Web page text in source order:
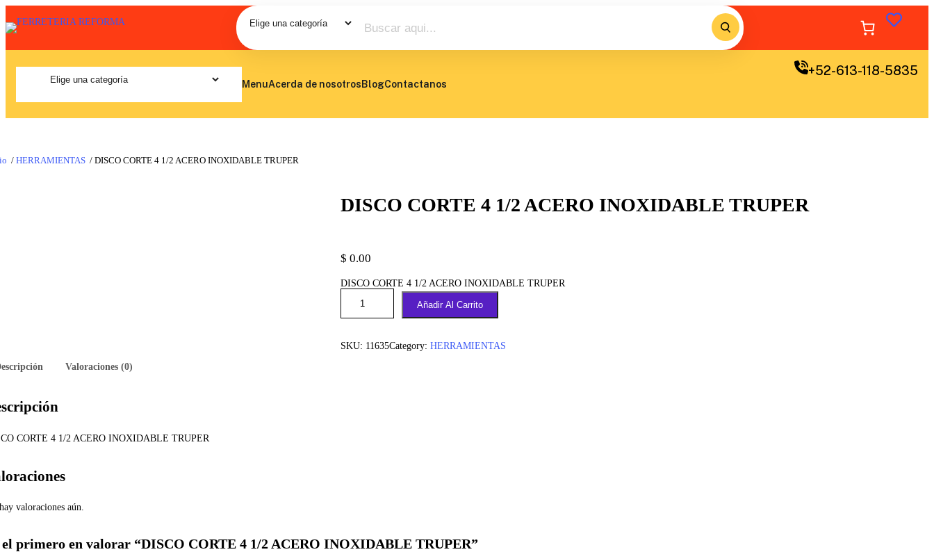
MenuAcerda de nosotrosBlogContactanos
+52-613-118-5835
/ HERRAMIENTAS / DISCO CORTE 4 1/2 ACERO INOXIDABLE TRUPER
DISCO CORTE 4 1/2 ACERO INOXIDABLE TRUPER
$ 0.00
DISCO CORTE 4 1/2 ACERO INOXIDABLE TRUPER
Añadir Al Carrito
SKU: 11635Category: HERRAMIENTAS
Valoraciones (0)
CORTE 4 1/2 ACERO INOXIDABLE TRUPER
valoraciones aún.
el primero en valorar “DISCO CORTE 4 1/2 ACERO INOXIDABLE TRUPER”